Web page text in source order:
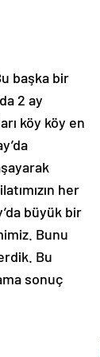
başka bir
2 ay
köy köy en
her
büyük bir
Bunu
Bu
sonuç